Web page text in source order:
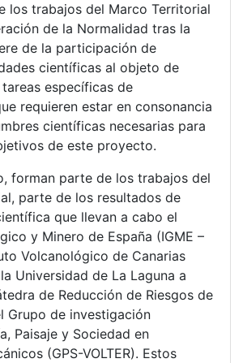
los trabajos del Marco Territorial
de la Normalidad tras la
de la participación de
científicas al objeto de
específicas de
requieren estar en consonancia
científicas necesarias para
de este proyecto.
forman parte de los trabajos del
parte de los resultados de
que llevan a cabo el
y Minero de España (IGME –
Volcanológico de Canarias
Universidad de La Laguna a
de Reducción de Riesgos de
Grupo de investigación
Paisaje y Sociedad en
(GPS-VOLTER). Estos